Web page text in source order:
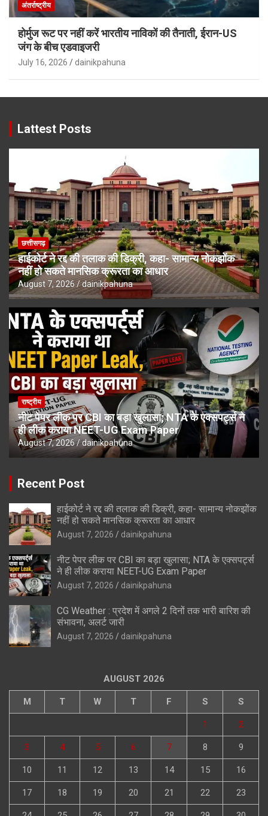
अंतर्राष्ट्रीय
होर्मुज रूट पर नहीं करें भारतीय नाविकों की तैनाती, ईरान-US
जंग के बीच एडवाइजरी
July 16, 2026 dainikpahuna
Lattest Posts
छत्तीसगढ़
हाईकोर्ट ने रद्द की तलाक की डिक्री, कहा- सामान्य नोकझोंक
नहीं हो सकते मानसिक क्रूरता का आधार
August 7, 2026 dainikpahuna
राष्ट्रीय
नीट पेपर लीक पर CBI का बड़ा खुलासा; NTA के एक्सपर्ट्स ने
ही लीक कराया NEET-UG Exam Paper
August 7, 2026 dainikpahuna
Recent Post
हाईकोर्ट ने रद्द की तलाक की डिक्री, कहा- सामान्य नोकझोंक
नहीं हो सकते मानसिक क्रूरता का आधार
August 7, 2026 dainikpahuna
नीट पेपर लीक पर CBI का बड़ा खुलासा; NTA के एक्सपर्ट्स
ने ही लीक कराया NEET-UG Exam Paper
August 7, 2026 dainikpahuna
CG Weather : प्रदेश में अगले 2 दिनों तक भारी बारिश की
संभावना, अलर्ट जारी
August 7, 2026 dainikpahuna
AUGUST 2026
M T W T F S S
1 2
3 4 5 6 7 8 9
10 11 12 13 14 15 16
17 18 19 20 21 22 23